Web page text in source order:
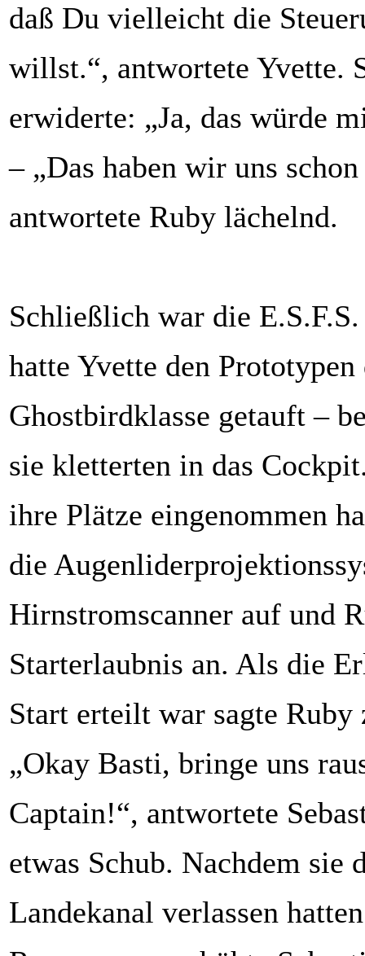
daß Du vielleicht die
willst.“, antwortete Yvette.
erwiderte: „Ja, das würde
– „Das haben wir uns
antwortete Ruby lächelnd.
Schließlich war die
hatte Yvette den Prototypen
Ghostbirdklasse getauft –
sie kletterten in das
ihre Plätze eingenommen
die
Hirnstromscanner auf und
Starterlaubnis an. Als die
Start erteilt war sagte Ruby
„Okay Basti, bringe uns
Captain!“, antwortete
etwas Schub. Nachdem sie
Landekanal verlassen